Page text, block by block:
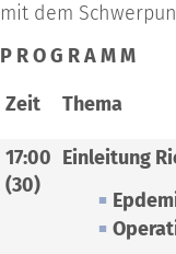
mit dem
P R O G R A M M
Zeit
Thema
17:00
(30)
Einleitung